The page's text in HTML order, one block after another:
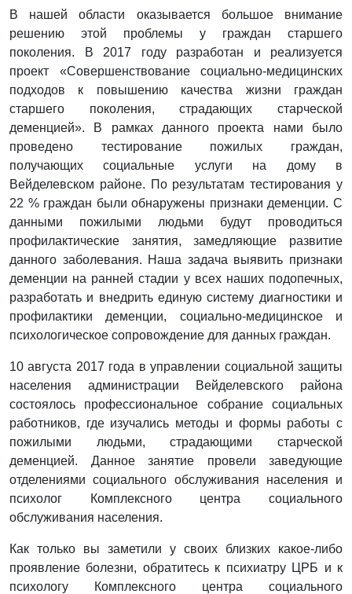
В нашей области оказывается большое внимание
решению этой проблемы у граждан старшего
поколения. В 2017 году разработан и реализуется
проект «Совершенствование социально-медицинских
подходов к повышению качества жизни граждан
старшего поколения, страдающих старческой
деменцией». В рамках данного проекта нами было
проведено тестирование пожилых граждан,
получающих социальные услуги на дому в
Вейделевском районе. По результатам тестирования у
22 % граждан были обнаружены признаки деменции. С
данными пожилыми людьми будут проводиться
профилактические занятия, замедляющие развитие
данного заболевания. Наша задача выявить признаки
деменции на ранней стадии у всех наших подопечных,
разработать и внедрить единую систему диагностики и
профилактики деменции, социально-медицинское и
психологическое сопровождение для данных граждан.
10 августа 2017 года в управлении социальной защиты
населения администрации Вейделевского района
состоялось профессиональное собрание социальных
работников, где изучались методы и формы работы с
пожилыми людьми, страдающими старческой
деменцией. Данное занятие провели заведующие
отделениями социального обслуживания населения и
психолог Комплексного центра социального
обслуживания населения.
Как только вы заметили у своих близких какое-либо
проявление болезни, обратитесь к психиатру ЦРБ и к
психологу Комплексного центра социального